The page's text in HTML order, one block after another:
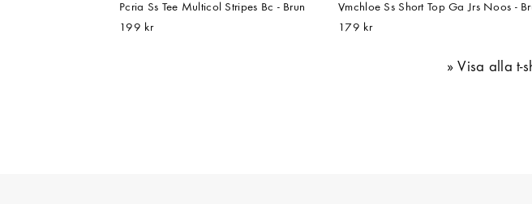
Pcria Ss Tee Multicol Stripes Bc - Brun
199 kr
Vmchloe Ss Short Top Ga Jrs Noos -
179 kr
Visa alla t-